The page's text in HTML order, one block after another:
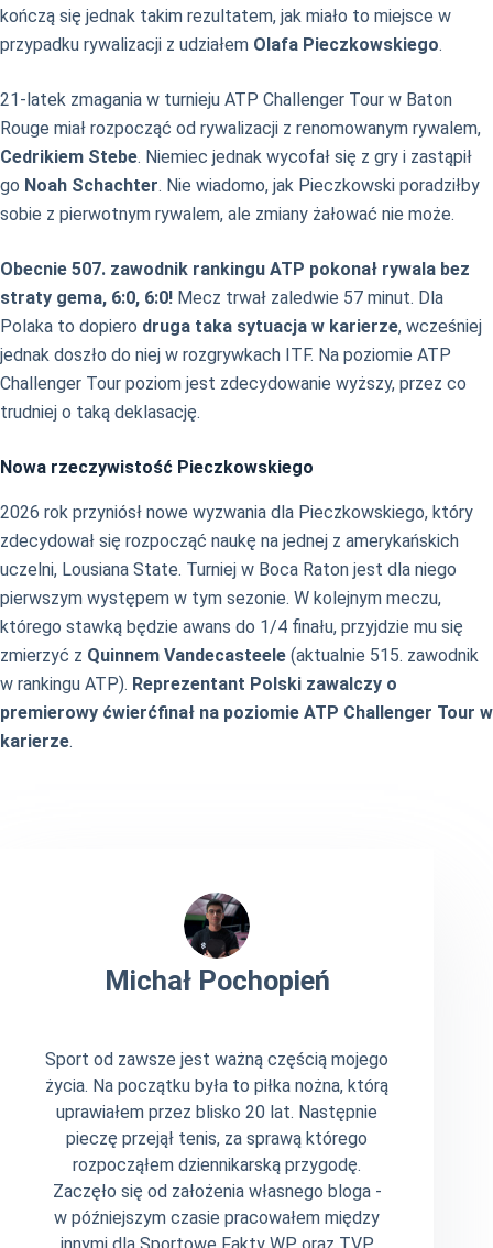
kończą się jednak takim rezultatem, jak miało to miejsce w
przypadku rywalizacji z udziałem Olafa Pieczkowskiego.
21-latek zmagania w turnieju ATP Challenger Tour w Baton
Rouge miał rozpocząć od rywalizacji z renomowanym rywalem,
Cedrikiem Stebe. Niemiec jednak wycofał się z gry i zastąpił
go Noah Schachter. Nie wiadomo, jak Pieczkowski poradziłby
sobie z pierwotnym rywalem, ale zmiany żałować nie może.
Obecnie 507. zawodnik rankingu ATP pokonał rywala bez
straty gema, 6:0, 6:0! Mecz trwał zaledwie 57 minut. Dla
Polaka to dopiero druga taka sytuacja w karierze, wcześniej
jednak doszło do niej w rozgrywkach ITF. Na poziomie ATP
Challenger Tour poziom jest zdecydowanie wyższy, przez co
trudniej o taką deklasację.
Nowa rzeczywistość Pieczkowskiego
2026 rok przyniósł nowe wyzwania dla Pieczkowskiego, który
zdecydował się rozpocząć naukę na jednej z amerykańskich
uczelni, Lousiana State. Turniej w Boca Raton jest dla niego
pierwszym występem w tym sezonie. W kolejnym meczu,
którego stawką będzie awans do 1/4 finału, przyjdzie mu się
zmierzyć z Quinnem Vandecasteele (aktualnie 515. zawodnik
w rankingu ATP). Reprezentant Polski zawalczy o
premierowy ćwierćfinał na poziomie ATP Challenger Tour w
karierze.
Michał Pochopień
Sport od zawsze jest ważną częścią mojego
życia. Na początku była to piłka nożna, którą
uprawiałem przez blisko 20 lat. Następnie
pieczę przejął tenis, za sprawą którego
rozpocząłem dziennikarską przygodę.
Zaczęło się od założenia własnego bloga -
w późniejszym czasie pracowałem między
innymi dla Sportowe Fakty WP oraz TVP